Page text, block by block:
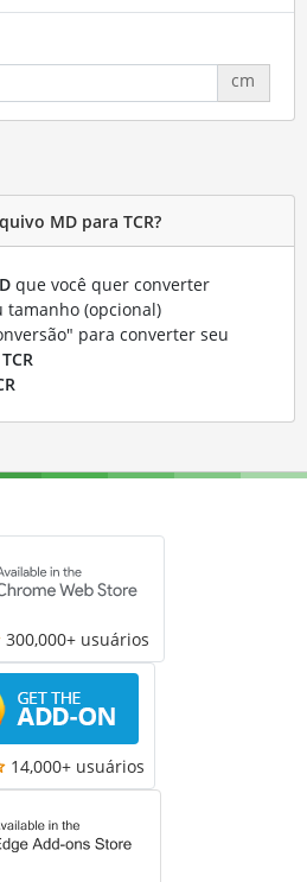
cm
MD para TCR?
que você quer converter
(opcional)
para converter seu
300,000+ usuários
14,000+ usuários